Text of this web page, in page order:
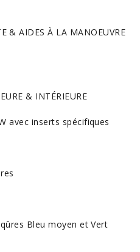
& AIDES À LA MANOEUVRE
& INTÉRIEURE
avec inserts spécifiques
Bleu moyen et Vert